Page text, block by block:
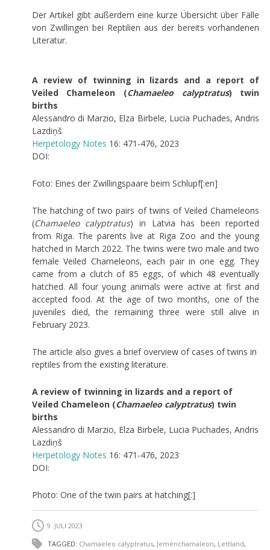
Der Artikel gibt außerdem eine kurze Übersicht über Fälle
von Zwillingen bei Reptilien aus der bereits vorhandenen
Literatur.
A review of twinning in lizards and a report of
Veiled Chameleon (Chamaeleo calyptratus) twin
births
Alessandro di Marzio, Elza Birbele, Lucia Puchades, Andris
Lazdiņš
Herpetology Notes 16: 471-476, 2023
DOI:
Foto: Eines der Zwillingspaare beim Schlupf[:en]
The hatching of two pairs of twins of Veiled Chameleons
(Chamaeleo calyptratus) in Latvia has been reported
from Riga. The parents live at Riga Zoo and the young
hatched in March 2022. The twins were two male and two
female Veiled Chameleons, each pair in one egg. They
came from a clutch of 85 eggs, of which 48 eventually
hatched. All four young animals were active at first and
accepted food. At the age of two months, one of the
juveniles died, the remaining three were still alive in
February 2023.
The article also gives a brief overview of cases of twins in
reptiles from the existing literature.
A review of twinning in lizards and a report of
Veiled Chameleon (Chamaeleo calyptratus) twin
births
Alessandro di Marzio, Elza Birbele, Lucia Puchades, Andris
Lazdiņš
Herpetology Notes 16: 471-476, 2023
DOI:
Photo: One of the twin pairs at hatching[:]
9. JULI 2023
TAGGED: Chamaeleo calyptratus, Jemenchamäleon, Lettland,